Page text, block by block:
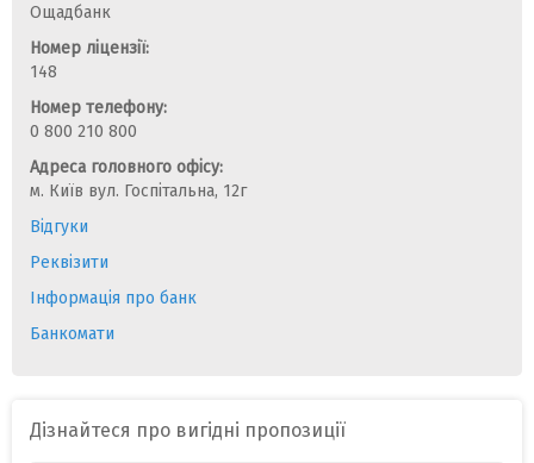
Ощадбанк
Номер ліцензії:
148
Номер телефону:
0 800 210 800
Адреса головного офісу:
м. Київ вул. Госпітальна, 12г
Відгуки
Реквізити
Інформація про банк
Банкомати
Дізнайтеся про вигідні пропозиції